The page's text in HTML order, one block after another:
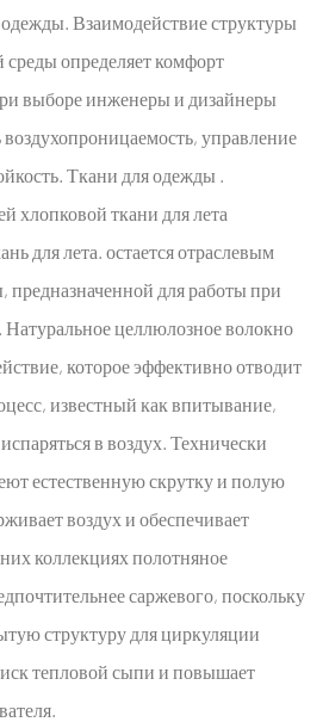
Взаимодействие структуры
определяет комфорт
выборе инженеры и дизайнеры
управление
Ткани для одежды .
ткани для лета
для лета. остается отраслевым
предназначенной для работы при
целлюлозное волокно
которое эффективно отводит
известный как впитывание,
в воздух. Технически
естественную скрутку и полую
воздух и обеспечивает
коллекциях полотняное
саржевого, поскольку
структуру для циркуляции
тепловой сыпи и повышает